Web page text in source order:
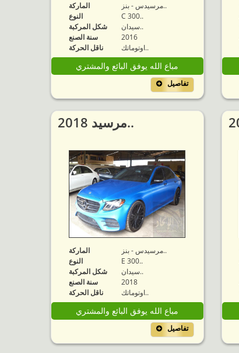
الماركة
مرسيدس - بنز..
النوع
C 300..
شكل المركبة
سيدان..
سنة الصنع
2016
ناقل الحركة
اوتوماتك..
مباع الله يوفق البائع والمشتري
تفاصيل
2018 مرسيد..
الماركة
مرسيدس - بنز..
النوع
E 300..
شكل المركبة
سيدان..
سنة الصنع
2018
ناقل الحركة
اوتوماتك..
مباع الله يوفق البائع والمشتري
تفاصيل